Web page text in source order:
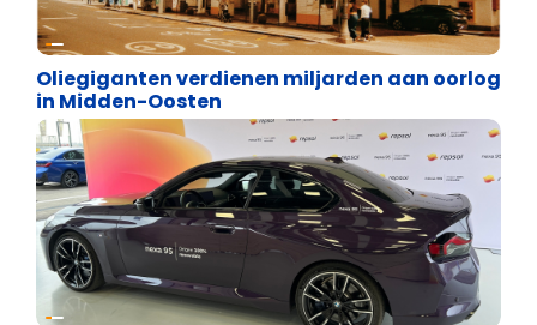
Energie en transport
Oliegiganten verdienen miljarden aan oorlog
in Midden-Oosten
Energie en transport